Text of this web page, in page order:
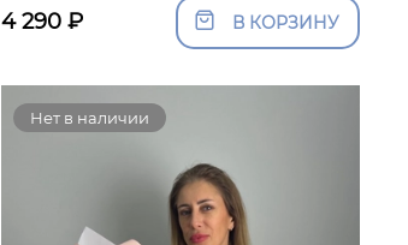
4 290₽ В КОРЗИНУ
Нет в наличии